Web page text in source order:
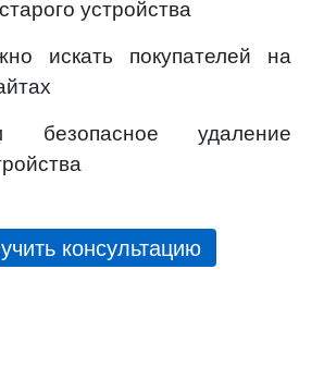
устройства
искать покупателей на
безопасное удаление
консультацию